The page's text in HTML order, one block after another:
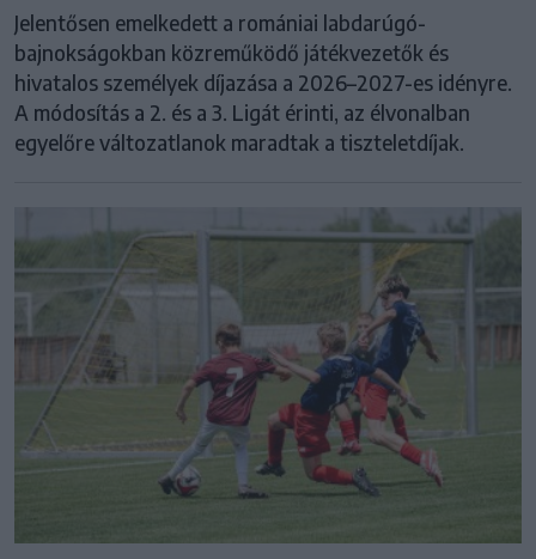
Jelentősen emelkedett a romániai labdarúgó-
bajnokságokban közreműködő játékvezetők és
hivatalos személyek díjazása a 2026–2027-es idényre.
A módosítás a 2. és a 3. Ligát érinti, az élvonalban
egyelőre változatlanok maradtak a tiszteletdíjak.